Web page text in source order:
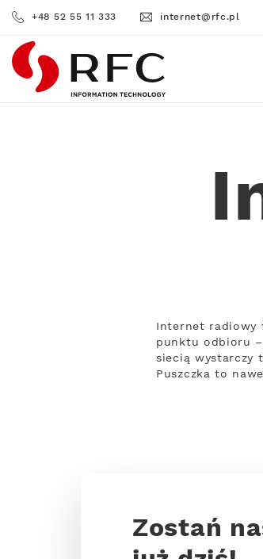
+48 52 55 11 333 internet@rfc.pl
RFC
Internet radiowy
punktu odbioru –
siecią wystarczy
Puszczka to
Zostań